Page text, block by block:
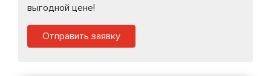
выгодной цене!
Отправить заявку